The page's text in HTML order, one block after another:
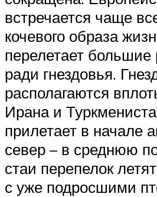
встречается чаще
кочевого образа
перелетает большие
ради гнездовья.
располагаются
Ирана и
прилетает в начале
север – в среднюю
стаи перепелок
с уже подросшими